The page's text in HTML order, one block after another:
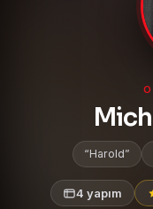
Harold
4 yapım